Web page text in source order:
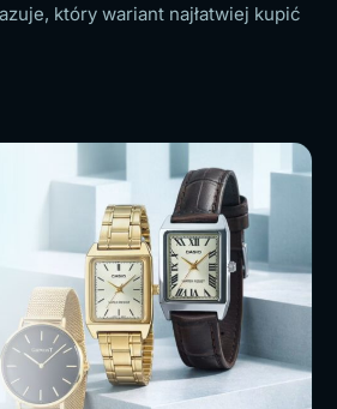
który wariant najłatwiej kupić